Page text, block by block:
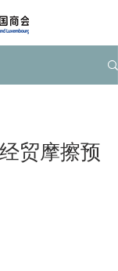
贸摩擦预